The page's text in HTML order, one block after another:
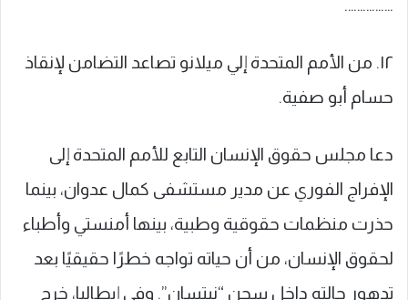
…………….
١٢. من الأمم المتحدة إلي ميلانو تصاعد التضامن لإنقاذ
حسام أبو صفية.
دعا مجلس حقوق الإنسان التابع للأمم المتحدة إلى
الإفراج الفوري عن مدير مستشفى كمال عدوان، بينما
حذرت منظمات حقوقية وطبية، بينها أمنستي وأطباء
لحقوق الإنسان، من أن حياته تواجه خطرًا حقيقيًا بعد
تدهور حالته داخل سجن “نيتسان”. وفي إيطاليا، خرج